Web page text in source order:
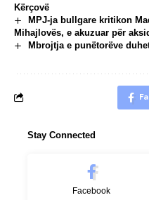
Kërçovë
MPJ-ja bullgare kritikon
Mihajlovës, e akuzuar për
Mbrojtja e punëtorëve
Stay Connected
Facebook